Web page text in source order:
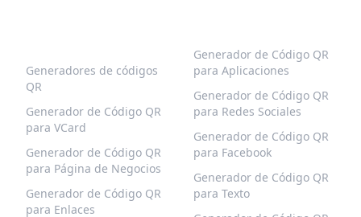
Generadores de códigos
QR
Generador de Código QR
para VCard
Generador de Código QR
para Página de Negocios
Generador de Código QR
para Enlaces
Generador de Código QR
para Aplicaciones
Generador de Código QR
para Redes Sociales
Generador de Código QR
para Facebook
Generador de Código QR
para Texto